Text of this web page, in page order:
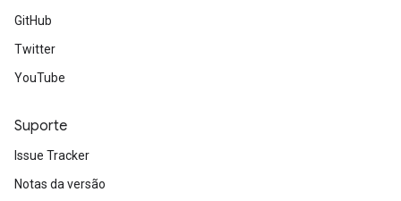
GitHub
Twitter
YouTube
Suporte
Issue Tracker
Notas da versão